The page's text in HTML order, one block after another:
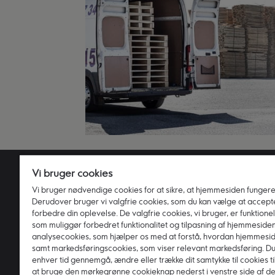
Produkter
Leasing
Vi bruger cookies
Vi bruger nødvendige cookies for at sikre, at hjemmesiden
Derudover bruger vi valgfrie cookies, som du kan vælge at
forbedre din oplevelse. De valgfrie cookies, vi bruger, er
som muliggør forbedret funktionalitet og tilpasning af
analysecookies, som hjælper os med at forstå, hvordan
samt markedsføringscookies, som viser relevant markedsføring.
enhver tid gennemgå, ændre eller trække dit samtykke til cookies
at bruge den mørkegrønne cookieknap nederst i venstre side af